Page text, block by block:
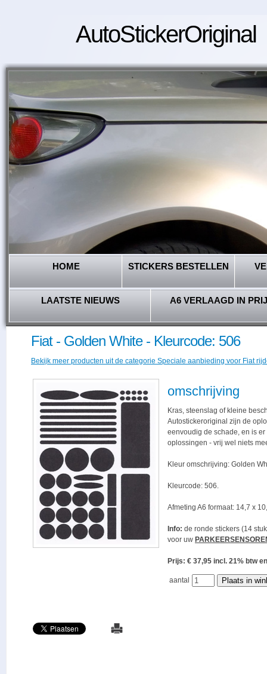
AutoStickerOriginal
HOME STICKERS BESTELLEN
LAATSTE NIEUWS A6 VERLAAGD IN
Fiat - Golden White - Kleurcode: 506
Bekijk meer producten uit de categorie Speciale aanbieding voor Fiat
omschrijving
Kras, steenslag of kleine
Autostickeroriginal zijn de
eenvoudig de schade, en is
oplossingen - vrij wel niets
Kleur omschrijving: Golden
Kleurcode: 506.
Afmeting A6 formaat: 14,7 x
Info: de ronde stickers (14
voor uw
Prijs: € 37,95 incl. 21% btw
aantal